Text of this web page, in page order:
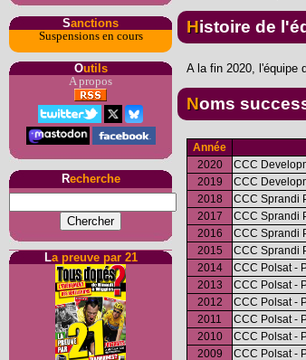
Sanctions
Suspensions en cours
Outils
A propos
Recherche
La preuve par 21
Histoire de
A la fin 2020, l'équipe
Noms
Année
2020
CCC
2019
CCC
2018
CCC Sprandi
2017
CCC Sprandi
2016
CCC Sprandi
2015
CCC Sprandi
2014
CCC Polsat -
2013
CCC Polsat -
2012
CCC Polsat -
2011
CCC Polsat -
2010
CCC Polsat -
2009
CCC Polsat -